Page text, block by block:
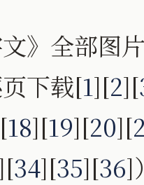
》全部图
页下载[1][2][
18][19][20][
34][35][36]